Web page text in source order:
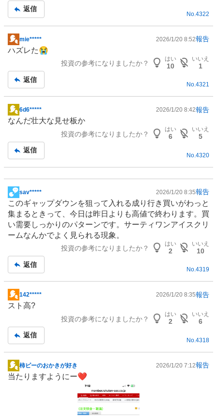
返信
No. 4322
掲
示
事
mie***** 2026/1/20 8:52報告
ハズレた😭
投資の参考になりましたか？
はい
10
いいえ
1
返信
No.4321
掲
示
事
6d6***** 2026/1/20 8:42報告
なんだ壮大な見せ板か
投資の参考になりましたか？
はい
6
いいえ
5
返信
No. 4320
掲
示
板
記
sav***** 2026/1/20 8:35報告
このギャップダウンを狙って入れる成り行き買いがわっと
集まるときって、今日は昨日よりも高値で終わります。買
い需要しっかりのパターンです。サーティワンアイスクリ
ームなんかでよく見られる現象。
投資の参考になりましたか？
はい
2
いいえ
10
返信
No.4319
掲
示
事
142***** 2026/1/20 8:35報告
スト高?
投資の参考になりましたか？
はい
2
いいえ
6
返信
No. 4318
掲
示
柿ピーのおかきが好き 2026/1/20 7:12報告
当たりますようにー❤️